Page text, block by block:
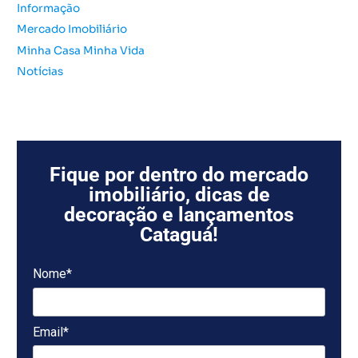
Informação
Mercado Imobiliário
Minha Casa Minha Vida
Notícias
Fique por dentro do mercado
imobiliário, dicas de
decoração e lançamentos
Cataguá!
Nome*
Email*